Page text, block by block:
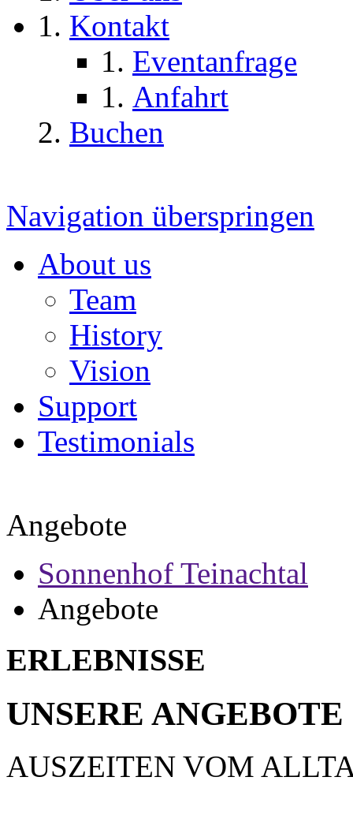
Kontakt
Eventanfrage
Anfahrt
Buchen
Navigation überspringen
About us
Team
History
Vision
Support
Testimonials
Angebote
Sonnenhof Teinachtal
Angebote
ERLEBNISSE
UNSERE ANGEBOTE
AUSZEITEN VOM